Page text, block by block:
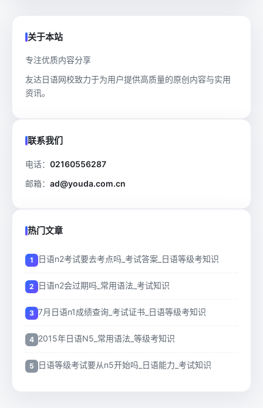
关于本站
专注优质内容分享
友达日语网校致力于为用户提供高质量的原创内容与实用
资讯。
联系我们
电话： 02160556287
邮箱： ad@youda.com.cn
热门文章
日语n2考试要去考点吗_考试答案_日语等级考知识
日语n2会过期吗_常用语法_考试知识
7月日语n1成绩查询_考试证书_日语等级考知识
2015年日语N5_常用语法_等级考知识
日语等级考试要从n5开始吗_日语能力_考试知识